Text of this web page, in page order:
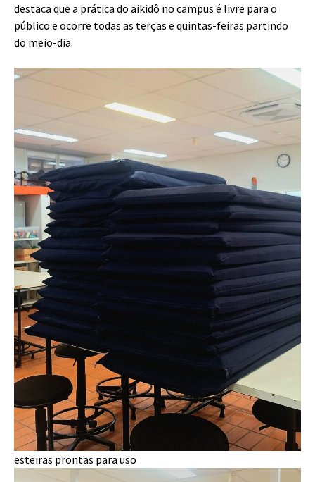
destaca que a prática do aikidô no campus é livre para o
público e ocorre todas as terças e quintas-feiras partindo
do meio-dia.
esteiras prontas para uso